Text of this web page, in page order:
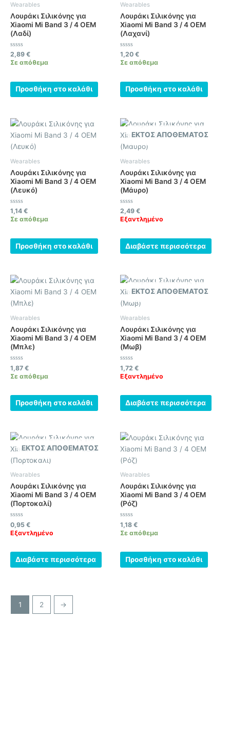
Wearables
Λουράκι Σιλικόνης για
Xiaomi Mi Band 3 / 4 OEM
(Λαδί)
Βαθμολογήθηκε
με
0
2,89 €
Σε απόθεμα
Προσθήκη στο καλάθι
Wearables
Λουράκι Σιλικόνης για
Xiaomi Mi Band 3 / 4 OEM
(Λαχανί)
Βαθμολογήθηκε
με
0
1,20 €
Σε απόθεμα
Προσθήκη στο καλάθι
Wearables
Λουράκι Σιλικόνης για
Xiaomi Mi Band 3 / 4 OEM
(Λευκό)
Βαθμολογήθηκε
με
0
1,14 €
Σε απόθεμα
Προσθήκη στο καλάθι
ΕΚΤΌΣ ΑΠΟΘΈΜΑΤΟΣ
Wearables
Λουράκι Σιλικόνης για
Xiaomi Mi Band 3 / 4 OEM
(Μάυρο)
Βαθμολογήθηκε
με
0
2,49 €
Εξαντλημένο
Διαβάστε περισσότερα
Wearables
Λουράκι Σιλικόνης για
Xiaomi Mi Band 3 / 4 OEM
(Μπλε)
Βαθμολογήθηκε
με
0
1,87 €
Σε απόθεμα
Προσθήκη στο καλάθι
ΕΚΤΌΣ ΑΠΟΘΈΜΑΤΟΣ
Wearables
Λουράκι Σιλικόνης για
Xiaomi Mi Band 3 / 4 OEM
(Μωβ)
Βαθμολογήθηκε
με
0
1,72 €
Εξαντλημένο
Διαβάστε περισσότερα
ΕΚΤΌΣ ΑΠΟΘΈΜΑΤΟΣ
Wearables
Λουράκι Σιλικόνης για
Xiaomi Mi Band 3 / 4 OEM
(Πορτοκαλί)
Βαθμολογήθηκε
με
0
0,95 €
Εξαντλημένο
Διαβάστε περισσότερα
Wearables
Λουράκι Σιλικόνης για
Xiaomi Mi Band 3 / 4 OEM
(Ρόζ)
Βαθμολογήθηκε
με
0
1,18 €
Σε απόθεμα
Προσθήκη στο καλάθι
1 2 →